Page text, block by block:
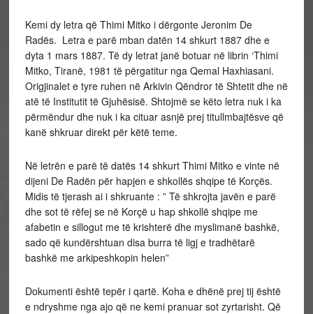
Kemi dy letra që Thimi Mitko i dërgonte Jeronim De
Radës. Letra e parë mban datën 14 shkurt 1887 dhe e
dyta 1 mars 1887. Të dy letrat janë botuar në librin ‘Thimi
Mitko, Tiranë, 1981 të përgatitur nga Qemal Haxhiasani.
Origjinalet e tyre ruhen në Arkivin Qëndror të Shtetit dhe në
atë të Institutit të Gjuhësisë. Shtojmë se këto letra nuk i ka
përmëndur dhe nuk i ka cituar asnjë prej titullmbajtësve që
kanë shkruar direkt për këtë teme.
Në letrën e parë të datës 14 shkurt Thimi Mitko e vinte në
dijeni De Radën për hapjen e shkollës shqipe të Korçës.
Midis të tjerash ai i shkruante : ” Të shkrojta javën e parë
dhe sot të rëfej se në Korçë u hap shkollë shqipe me
afabetin e sillogut me të krishterë dhe myslimanë bashkë,
sado që kundërshtuan disa burra të ligj e tradhëtarë
bashkë me arkipeshkopin helen”
Dokumenti është tepër i qartë. Koha e dhënë prej tij është
e ndryshme nga ajo që ne kemi pranuar sot zyrtarisht. Që